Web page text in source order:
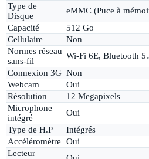
Type de
Disque
eMMC (Puce à
Capacité
512 Go
Cellulaire
Non
Normes réseau
sans-fil
Wi-Fi 6E, Bluetooth
Connexion 3G Non
Webcam
Oui
Résolution
12 Megapixels
Microphone
intégré
Oui
Type de H.P
Intégrés
Accéléromètre
Oui
Lecteur